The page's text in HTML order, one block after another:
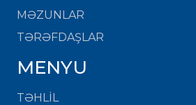
MƏZUNLAR
TƏRƏFDAŞLAR
MENYU
TƏHLİL